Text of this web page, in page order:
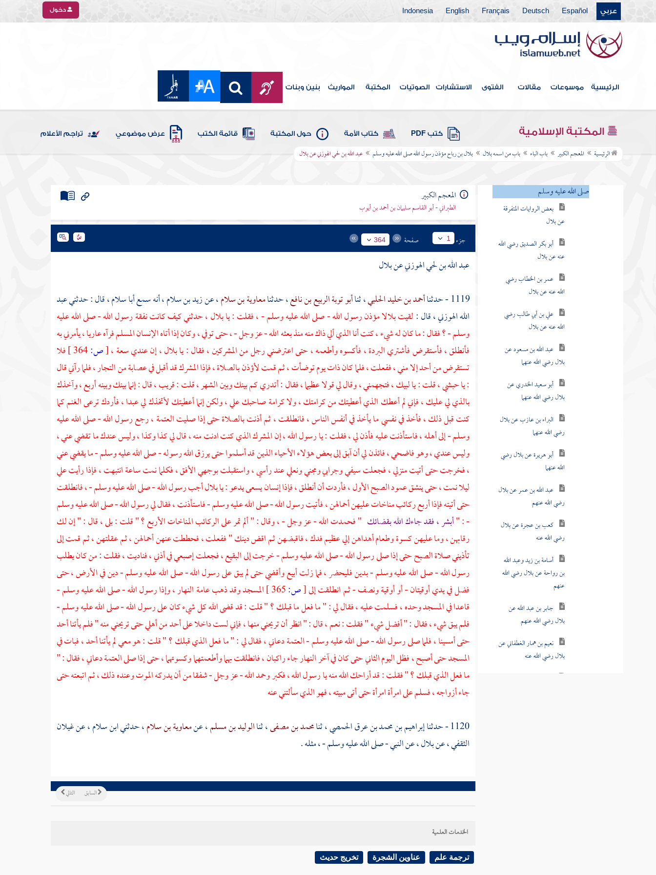
عربي Español
Deutsch
Français
English
Indonesia دخول
الرئيسية موسوعات مقالات الفتوى الاستشارات الصوتيات المكتبة المواريث بنين وبنات
المكتبة الإسلامية كتب PDF كتاب الأمة حول المكتبة قائمة الكتب عرض موضوعي تراجم الأعلام
الرئيسية المعجم الكبير باب الباء باب من اسمه بلال بلال بن رباح مؤذن رسول الله صلى الله عليه وسلم عبد الله بن لحي الهوزني عن بلال
فهرس الكتاب
المقدمة
العشرة المبشرون بالجنة
باب الألف
باب الباء
باب من اسمه بلال
بعض الروايات المتفرقة
عن بلال
عنه عن بلال
الله عنه عن بلال
الله عنه عن بلال
بلال رضي الله عنهما
بلال رضي الله عنهما
رضي الله عنهما
الله عنهما
رضي الله عنهم
رضي الله عنه
بن رواحة عن بلال رضي الله
عنهم
بلال رضي الله عنهم
بلال رضي الله عنه
المعجم الكبير
الطبراني - أبو القاسم سليمان بن أحمد بن أيوب
جزء 1 صفحة 364
عبد الله بن لحي الهوزنيعنبلال
1119 - حدثنا
أحمد بن خليد الحلبي، ثناأبو توبة الربيع بن نافع، حدثنامعاوية بن سلام، عنزيد بن سلام، أنه سمعأبا سلام، قال : حدثنيعبد
الله الهوزني، قال :لقيتبلالامؤذن رسول الله - صلى الله عليه وسلم - ، فقلت : يابلال، حدثني كيف كانت نفقة رسول الله - صلى الله عليه
وسلم - ؟ فقال : ما كان له شيء ، كنت أنا الذي ألي ذاك منه منذ بعثه الله - عز وجل - ، حتى توفي ، وكان إذا أتاه الإنسان المسلم فرآه عاريا ، يأمرني به
فأنطلق ، فأستقرض فأشتري البردة ، فأكسوه وأطعمه ، حتى اعترضني رجل من المشركين ، فقال : يا بلال ، إن عندي سعة ،[ص:
فلا
تستقرض من أحد إلا مني ، ففعلت ، فلما كان ذات يوم توضأت ، ثم قمت لأؤذن بالصلاة ، فإذا المشرك قد أقبل في عصابة من التجار ، فلما رآني قال
: يا حبشي ، قلت : يا لبيك ، فتجهمني ، وقال لي قولا عظيما ، فقال : أتدري كم بينك وبين الشهر ، قلت : قريب ، قال : إنما بينك وبينه أربع ، وآخذك
بالذي لي عليك ، فإني لم أعطك الذي أعطيتك من كرامتك ، ولا كرامة صاحبك علي ، ولكن إنما أعطيتك لأتخذك لي عبدا ، فأردك ترعى الغنم كما
كنت قبل ذلك ، فأخذ في نفسي ما يأخذ في أنفس الناس ، فانطلقت ، ثم أذنت بالصلاة حتى إذا صليت العتمة ، رجع رسول الله - صلى الله عليه
وسلم - إلى أهله ، فاستأذنت عليه فأذن لي ، فقلت : يا رسول الله ، إن المشرك الذي كنت ادنت منه ، قال لي كذا وكذا ، وليس عندك ما تقضي عني ،
وليس عندي ، وهو فاضحي ، فائذن لي أن آبق إلى بعض هؤلاء الأحياء الذين قد أسلموا حتى يرزق الله رسوله - صلى الله عليه وسلم - ما يقضي عني
، فخرجت حتى أتيت منزلي ، فجعلت سيفي وجرابي ومجني ونعلي عند رأسي ، واستقبلت بوجهي الأفق ، فكلما نمت ساعة انتبهت ، فإذا رأيت علي
ليلا نمت ، حتى ينشق عمود الصبح الأول ، فأردت أن أنطلق ، فإذا إنسان يسعى يدعو : يابلالأجب رسول الله - صلى الله عليه وسلم - ، فانطلقت
حتى أتيته فإذا أربع ركائب مناخات عليهن أحمالهن ، فأتيت رسول الله - صلى الله عليه وسلم - فاستأذنت ، فقال لي رسول الله - صلى الله عليه وسلم
- : "أبشر ، فقد جاءك الله بقضائك " فحمدت الله - عز وجل - ، وقال : " ألم تمر على الركائب المناخات الأربع ؟ " قلت : بلى ، قال : " إن لك
رقابهن ، وما عليهن كسوة وطعام أهداهن إلي عظيم فدك ، فاقبضهن ثم اقض دينك " ففعلت ، فحططت عنهن أحمالهن ، ثم عقلتهن ، ثم قمت إلى
تأذيني صلاة الصبح حتى إذا صلى رسول الله - صلى الله عليه وسلم - خرجت إلى البقيع ، فجعلت إصبعي في أذني ، فناديت ، فقلت : من كان يطلب
رسول الله - صلى الله عليه وسلم - بدين فليحضر ، فما زلت أبيع وأقضي حتى لم يبق على رسول الله - صلى الله عليه وسلم - دين في الأرض ، حتى
فضل في يدي أوقيتان - أو أوقية ونصف - ثم انطلقت إلى[ص:
المسجد وقد ذهب عامة النهار ، وإذا رسول الله - صلى الله عليه وسلم -
قاعدا في المسجد وحده ، فسلمت عليه ، فقال لي : " ما فعل ما قبلك ؟ " قلت : قد قضى الله كل شيء كان على رسول الله - صلى الله عليه وسلم -
فلم يبق شيء ، فقال : " أفضل شيء " فقلت : نعم ، قال : " انظر أن تريحني منها ، فإني لست داخلا على أحد من أهلي حتى تريحني منه " فلم يأتنا أحد
حتى أمسينا ، فلما صلى رسول الله - صلى الله عليه وسلم - العتمة دعاني ، فقال لي : " ما فعل الذي قبلك ؟ " قلت : هو معي لم يأتنا أحد ، فبات في
المسجد حتى أصبح ، فظل اليوم الثاني حتى كان في آخر النهار جاء راكبان ، فانطلقت بهما وأطعمتهما وكسوتهما ، حتى إذا صلى العتمة دعاني ، فقال : "
ما فعل الذي قبلك ؟ " فقلت : قد أراحك الله منه يا رسول الله ، فكبر وحمد الله - عز وجل - شفقا من أن يدركه الموت وعنده ذلك ، ثم اتبعته حتى
جاء أزواجه ، فسلم على امرأة امرأة حتى أتى مبيته ، فهو الذي سألتني عنه
1120 - حدثنا
إبراهيم بن محمد بن عرق الحمصي، ثنامحمد بن مصفى، ثناالوليد بن مسلم، عنمعاوية بن سلام، حدثنيابن سلام، عنغيلان
الثقفي، عنبلال، عن النبي - صلى الله عليه وسلم - ، مثله .
التالي السابق
الخدمات العلمية
ترجمة علم عناوين الشجرة تخريج حديث